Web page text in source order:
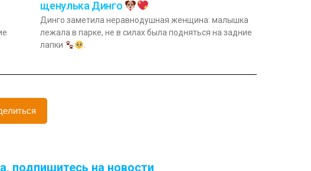
щенулька Динго
Динго заметила неравнодушная женщина: малышка
лежала в парке, не в силах была подняться на задние
лапки
подпишитесь на новости